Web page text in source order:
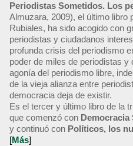
Periodistas Sometidos. Los
Almuzara, 2009), el último libro
Rubiales, ha sido acogido con
periodistas y ciudadanos
profunda crisis del periodismo
poder de miles de periodistas
agonía del periodismo libre,
de la vieja alianza entre
democracia deja de existir.
Es el tercer y último libro de la
que comenzó con Democracia
y continuó con Políticos, los
[Más]